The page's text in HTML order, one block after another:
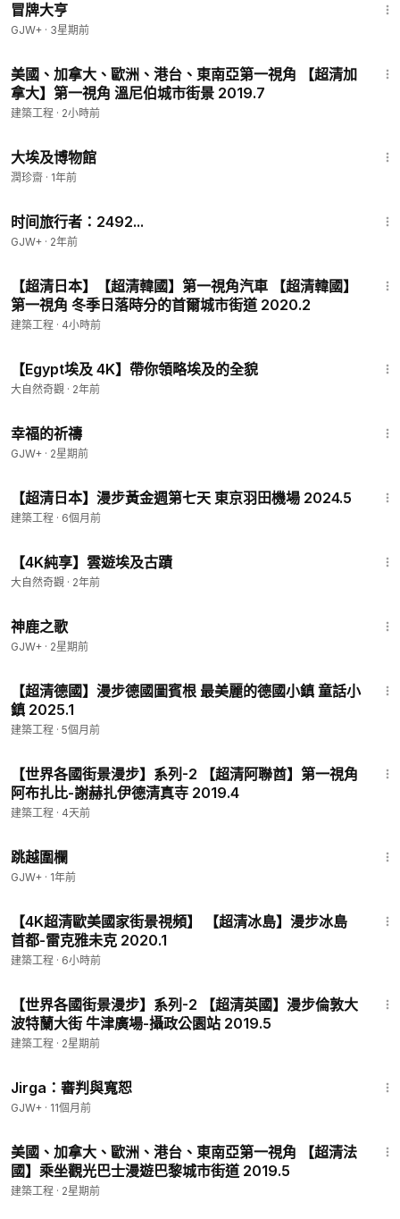
冒牌大亨
GJW+ · 3星期前
美國、加拿大、歐洲、港台、東南亞第一視角 【超清加
拿大】第一視角 溫尼伯城市街景 2019.7
建築工程 · 2小時前
大埃及博物館
潤珍齋 · 1年前
时间旅行者：2492...
GJW+ · 2年前
【超清日本】【超清韓國】第一視角汽車 【超清韓國】
第一視角 冬季日落時分的首爾城市街道 2020.2
建築工程 · 4小時前
【Egypt埃及 4K】帶你領略埃及的全貌
大自然奇觀 · 2年前
幸福的祈禱
GJW+ · 2星期前
【超清日本】漫步黃金週第七天 東京羽田機場 2024.5
建築工程 · 6個月前
【4K純享】雲遊埃及古蹟
大自然奇觀 · 2年前
神鹿之歌
GJW+ · 2星期前
【超清德國】漫步德國圖賓根 最美麗的德國小鎮 童話小
鎮 2025.1
建築工程 · 5個月前
【世界各國街景漫步】系列-2 【超清阿聯酋】第一視角
阿布扎比-謝赫扎伊德清真寺 2019.4
建築工程 · 4天前
跳越圍欄
GJW+ · 1年前
【4K超清歐美國家街景視頻】 【超清冰島】漫步冰島
首都-雷克雅未克 2020.1
建築工程 · 6小時前
【世界各國街景漫步】系列-2 【超清英國】漫步倫敦大
波特蘭大街 牛津廣場-攝政公園站 2019.5
建築工程 · 2星期前
Jirga：審判與寬恕
GJW+ · 11個月前
美國、加拿大、歐洲、港台、東南亞第一視角 【超清法
國】乘坐觀光巴士漫遊巴黎城市街道 2019.5
建築工程 · 2星期前